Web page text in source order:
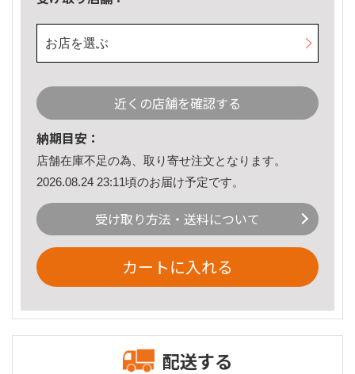
お店を選ぶ
近くの店舗を確認する
納期目安：
店舗在庫不足の為、取り寄せ注文となります。
2026.08.24 23:11頃のお届け予定です。
受け取り方法・送料について
カートに入れる
配送する